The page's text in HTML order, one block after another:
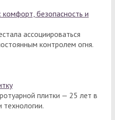
комфорт, безопасность и
ассоциироваться
контролем огня.
плитки — 25 лет в